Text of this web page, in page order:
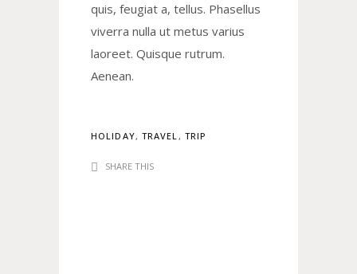
quis, feugiat a, tellus. Phasellus
viverra nulla ut metus varius
laoreet. Quisque rutrum.
Aenean.
HOLIDAY, TRAVEL, TRIP
SHARE THIS